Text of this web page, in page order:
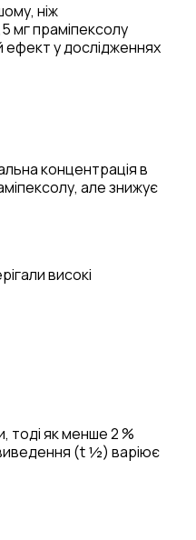
ніж
мг праміпексолу
ефект у дослідженнях
концентрація в
але знижує
високі
тоді як менше 2 %
(t ½) варіює